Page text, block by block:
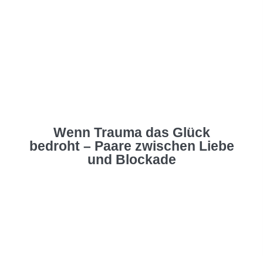
Wenn Trauma das Glück
bedroht – Paare zwischen Liebe
und Blockade